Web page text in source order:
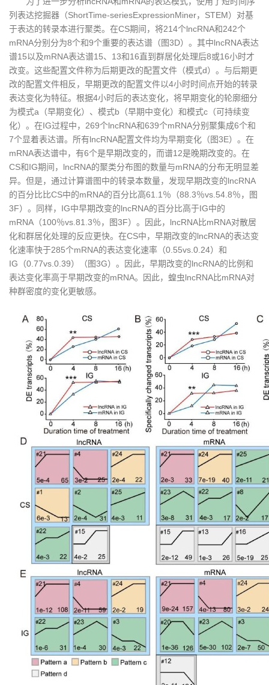
列表达挖掘器（ShortTime-seriesExpressionMiner，STEM）对基
于表达的转录本进行聚类。在CS期间，将214个lncRNA和242个
mRNA分别分为8个和9个重要的表达谱（图3D）。其中lncRNA表达
谱15以及mRNA表达谱15、13和16直到群居化处理后8或16小时才
改变。这些配置文件称为后期更改的配置文件（模式d）。与后期更
改的配置文件相反，早期更改的配置文件以4小时时间点开始的转录
表达变化为特征。根据4小时后的表达变化，将早期变化的轮廓细分
为模式a（早期变化）、模式b（早期中变化）和模式c（可持续变
化）。在IG过程中，269个lncRNA和639个mRNA分别聚集成6个和
7个显着表达谱。所有lncRNA配置文件均为早期变化（图3E）。在
mRNA表达谱中，有6个是早期改变的，而谱12是晚期改变的。在
CS和IG期间，lncRNA的聚类分布图的数量与mRNA的分布无明显差
异。但是，通过计算谱图中的转录本数量，发现早期改变的lncRNA
的百分比比CS中的mRNA的百分比高61.1％（88.3％vs.54.8％，图
3F）。同样，IG中早期改变的lncRNA的百分比高于IG中的
mRNA（100％vs.81.3％，图3F）。因此，lncRNA比mRNA对散居
化和群居化处理的反应更快。在CS中，早期改变的lncRNA的表达变
化速率快于285个mRNA的表达变化速率（0.55vs.0.24）和
IG（0.77vs.0.39）（图3G）。因此，早期改变的lncRNA的比例和
表达变化率高于早期改变的mRNA。因此，蝗虫lncRNA比mRNA对
种群密度的变化更敏感。